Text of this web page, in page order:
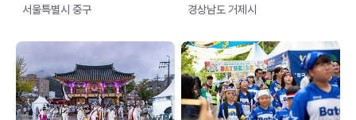
서울특별시 중구
경상남도 거제시